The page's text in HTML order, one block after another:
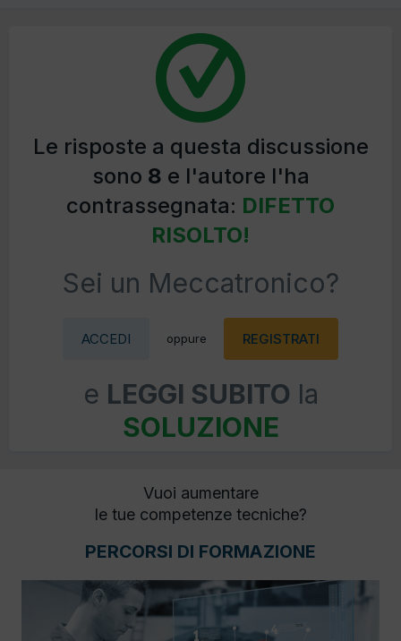
Le risposte a questa discussione
sono 8 e l'autore l'ha
contrassegnata: DIFETTO
RISOLTO!
Sei un Meccatronico?
ACCEDI oppure REGISTRATI
e LEGGI SUBITO la
SOLUZIONE
Vuoi aumentare
le tue competenze tecniche?
PERCORSI DI FORMAZIONE